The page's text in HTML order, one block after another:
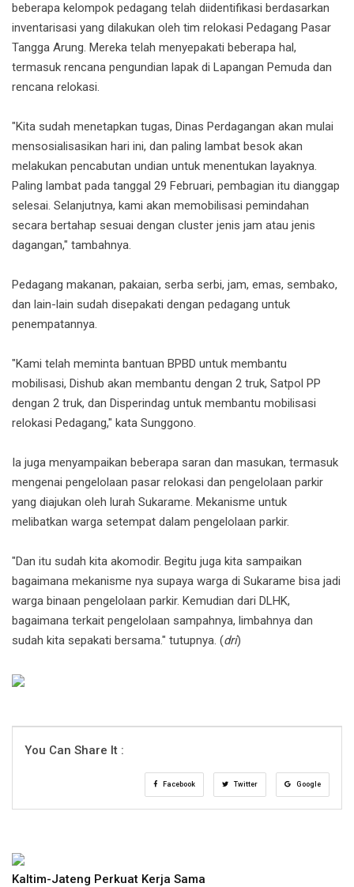
beberapa kelompok pedagang telah diidentifikasi berdasarkan
inventarisasi yang dilakukan oleh tim relokasi Pedagang Pasar
Tangga Arung. Mereka telah menyepakati beberapa hal,
termasuk rencana pengundian lapak di Lapangan Pemuda dan
rencana relokasi.
"Kita sudah menetapkan tugas, Dinas Perdagangan akan mulai
mensosialisasikan hari ini, dan paling lambat besok akan
melakukan pencabutan undian untuk menentukan layaknya.
Paling lambat pada tanggal 29 Februari, pembagian itu dianggap
selesai. Selanjutnya, kami akan memobilisasi pemindahan
secara bertahap sesuai dengan cluster jenis jam atau jenis
dagangan," tambahnya.
Pedagang makanan, pakaian, serba serbi, jam, emas, sembako,
dan lain-lain sudah disepakati dengan pedagang untuk
penempatannya.
"Kami telah meminta bantuan BPBD untuk membantu
mobilisasi, Dishub akan membantu dengan 2 truk, Satpol PP
dengan 2 truk, dan Disperindag untuk membantu mobilisasi
relokasi Pedagang," kata Sunggono.
Ia juga menyampaikan beberapa saran dan masukan, termasuk
mengenai pengelolaan pasar relokasi dan pengelolaan parkir
yang diajukan oleh lurah Sukarame. Mekanisme untuk
melibatkan warga setempat dalam pengelolaan parkir.
"Dan itu sudah kita akomodir. Begitu juga kita sampaikan
bagaimana mekanisme nya supaya warga di Sukarame bisa jadi
warga binaan pengelolaan parkir. Kemudian dari DLHK,
bagaimana terkait pengelolaan sampahnya, limbahnya dan
sudah kita sepakati bersama." tutupnya. (dri)
You Can Share It :
Facebook Twitter Google
Kaltim-Jateng Perkuat Kerja Sama